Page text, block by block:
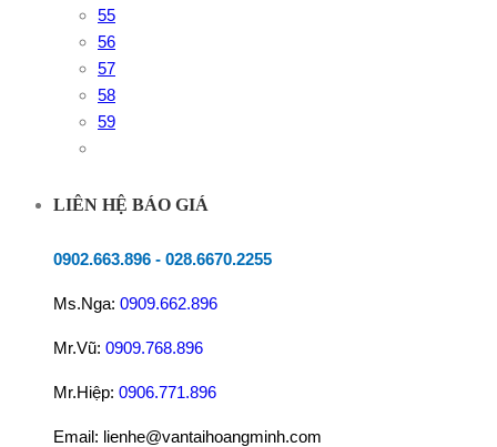
55
56
57
58
59
LIÊN HỆ BÁO GIÁ
0902.663.896 - 028.6670.2255
Ms.Nga: 0909.662.896
Mr.Vũ: 0909.768.896
Mr.Hiệp: 0906.771.896
Email: lienhe@vantaihoangminh.com